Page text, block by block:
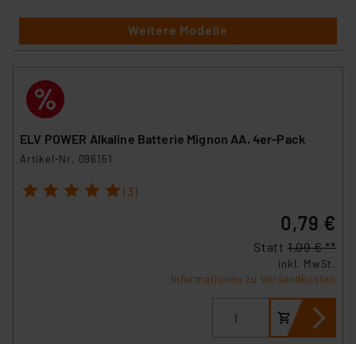
Weitere Modelle
ELV POWER Alkaline Batterie Mignon AA, 4er-Pack
Artikel-Nr. 096151
1 2 3 4 5 (3)
0,79 €
Statt 1,09 € **
inkl. MwSt.
Informationen zu Versandkosten